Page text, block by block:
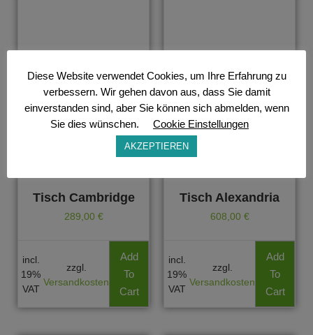
Tisch Cambridge
289,00 €
incl.
19%
VAT
zzgl.
Versandkosten
Add
To
Cart
Tisch Alexandria
608,00 €
incl.
19%
VAT
zzgl.
Versandkosten
Add
To
Cart
Diese Website verwendet Cookies, um Ihre Erfahrung zu
verbessern. Wir gehen davon aus, dass Sie damit
einverstanden sind, aber Sie können sich abmelden, wenn
Sie dies wünschen.
Cookie Einstellungen
AKZEPTIEREN